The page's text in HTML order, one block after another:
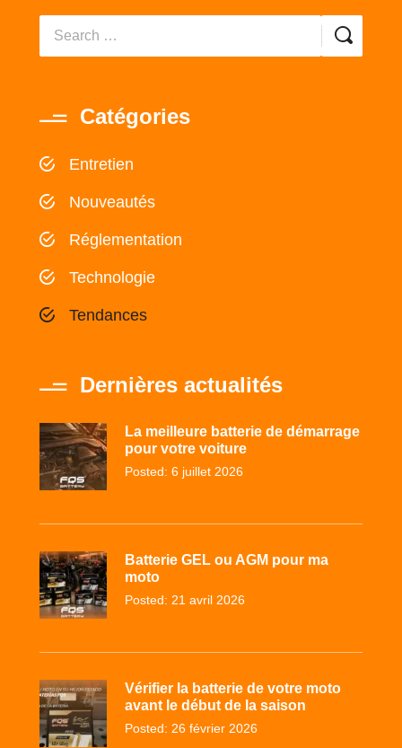
Catégories
Entretien
Nouveautés
Réglementation
Technologie
Tendances
Dernières actualités
La meilleure batterie de démarrage
pour votre voiture
Posted: 6 juillet 2026
Batterie GEL ou AGM pour ma
moto
Posted: 21 avril 2026
Vérifier la batterie de votre moto
avant le début de la saison
Posted: 26 février 2026